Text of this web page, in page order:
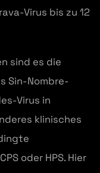
Virus bis zu 12
sind es die
Sin-Nombre-
Virus in
klinisches
oder HPS. Hier